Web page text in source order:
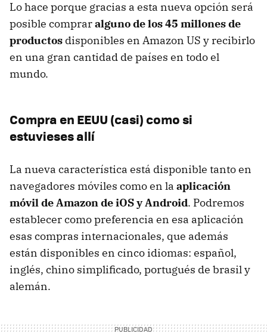
Lo hace porque gracias a esta nueva opción será
posible compraralguno de los 45 millones de
productos disponibles en Amazon US y recibirlo
en una gran cantidad de países en todo el
mundo.
Compra en EEUU (casi) como si
estuvieses allí
La nueva característica está disponible tanto en
navegadores móviles como en la aplicación
móvil de Amazon de iOS y Android. Podremos
establecer como preferencia en esa aplicación
esas compras internacionales, que además
están disponibles en cinco idiomas: español,
inglés, chino simplificado, portugués de brasil y
alemán.